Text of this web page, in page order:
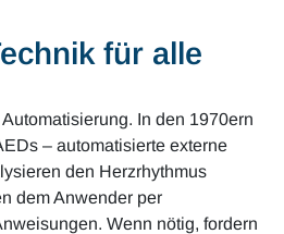
für alle
In den 1970ern
– automatisierte externe
den Herzrhythmus
dem Anwender per
Wenn nötig, fordern